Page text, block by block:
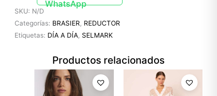
SKU: N/D
Categorías: BRASIER, REDUCTOR
Etiquetas: DÍA A DÍA, SELMARK
Productos relacionados